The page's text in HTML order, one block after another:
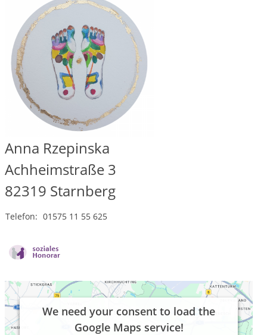
Anna Rzepinska
Achheimstraße 3
82319 Starnberg
Telefon: 01575 11 55 625
We need your consent to load the
Google Maps service!